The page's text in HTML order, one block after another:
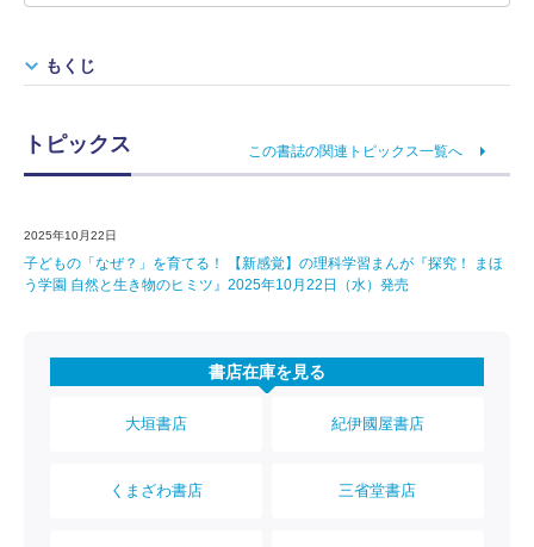
もくじ
トピックス この書誌の関連トピックス一覧へ
2025年10月22日
子どもの「なぜ？」を育てる！ 【新感覚】の理科学習まんが『探究！ まほ
う学園 自然と生き物のヒミツ』2025年10月22日（水）発売
書店在庫を見る
大垣書店 紀伊國屋書店
くまざわ書店 三省堂書店